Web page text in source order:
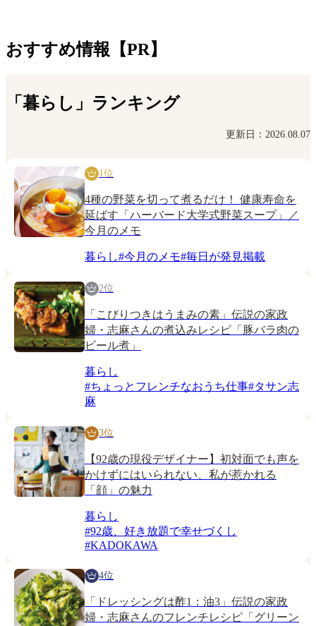
おすすめ情報【PR】
「暮らし」ランキング
更新日：2026.08.07
1位
4種の野菜を切って煮るだけ！ 健康寿命を
延ばす「ハーバード大学式野菜スープ」／
今月のメモ
暮らし#今月のメモ#毎日が発見掲載
2位
「こびりつきはうまみの素」伝説の家政
婦・志麻さんの煮込みレシピ「豚バラ肉の
ビール煮」
暮らし
#ちょっとフレンチなおうち仕事#タサン志
麻
3位
【92歳の現役デザイナー】初対面でも声を
かけずにはいられない、私が惹かれる
「顔」の魅力
暮らし
#92歳、好き放題で幸せづくし
#KADOKAWA
4位
「ドレッシングは酢1：油3」伝説の家政
婦・志麻さんのフレンチレシピ「グリーン